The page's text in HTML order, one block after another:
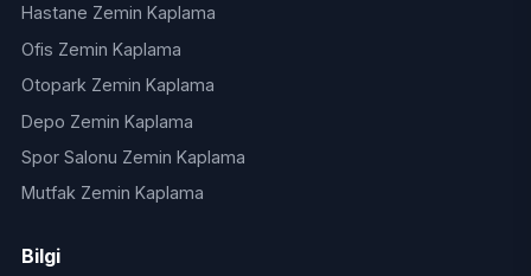
Hastane Zemin Kaplama
Ofis Zemin Kaplama
Otopark Zemin Kaplama
Depo Zemin Kaplama
Spor Salonu Zemin Kaplama
Mutfak Zemin Kaplama
Bilgi